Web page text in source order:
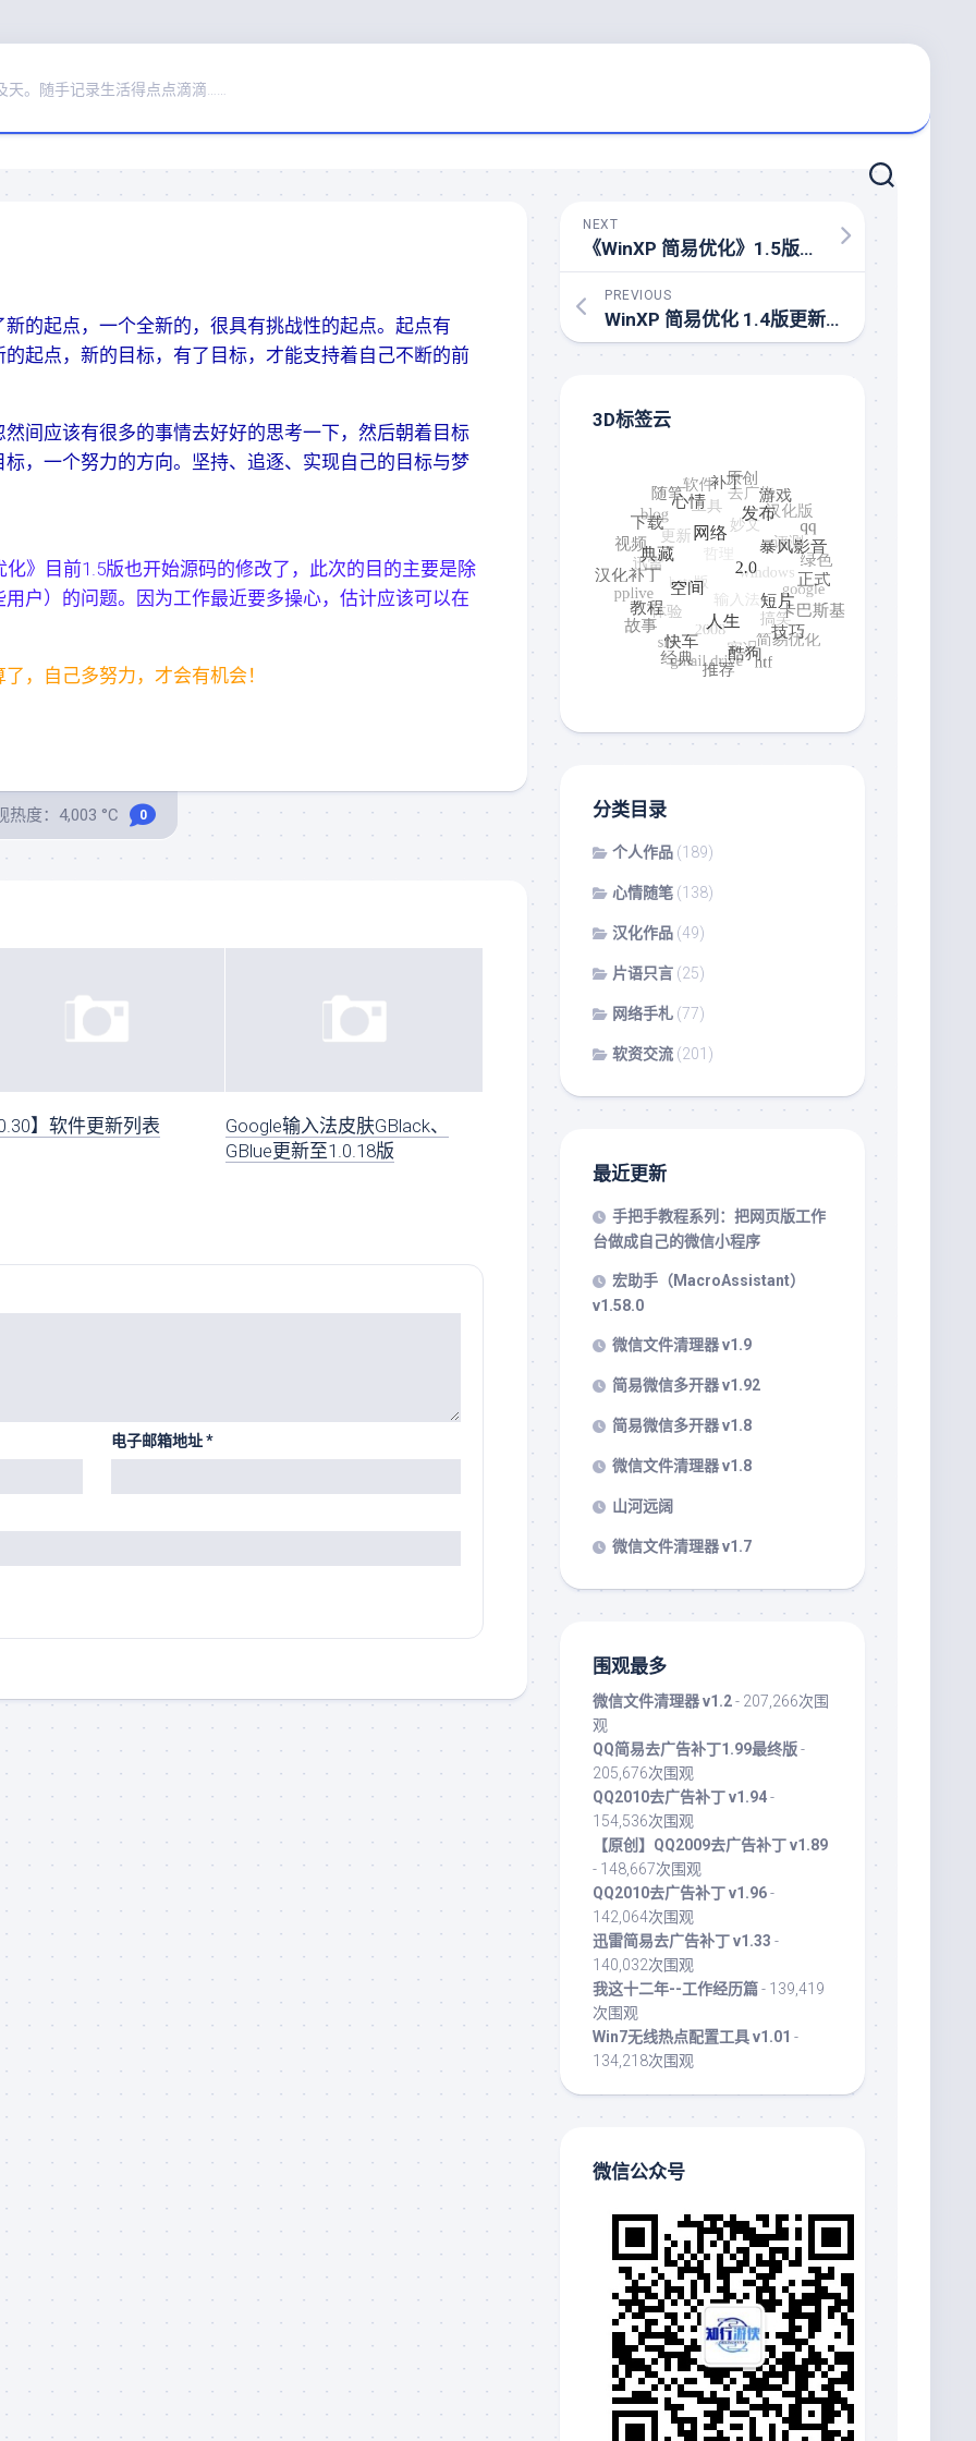
。随手记录生活得点点滴滴……
起点，一个全新的，很具有挑战性的起点。起点有
起点，新的目标，有了目标，才能支持着自己不断的前
应该有很多的事情去好好的思考一下，然后朝着目标
，一个努力的方向。坚持、追逐、实现自己的目标与梦
目前1.5版也开始源码的修改了，此次的目的主要是除
户）的问题。因为工作最近要多操心，估计应该可以在
，自己多努力，才会有机会！
热度：4,003 °C 0
】软件更新列表
Google输入法皮肤GBlack、
GBlue更新至1.0.18版
电子邮箱地址*
NEXT
《WinXP 简易优化》1.5版发布
PREVIOUS
WinXP 简易优化 1.4版更新手札
3D标签云
分类目录
个人作品 (189)
心情随笔 (138)
汉化作品 (49)
片语只言 (25)
网络手札 (77)
软资交流 (201)
最近更新
手把手教程系列：把网页版工作
台做成自己的微信小程序
宏助手（MacroAssistant）
v1.58.0
微信文件清理器 v1.9
简易微信多开器 v1.92
简易微信多开器 v1.8
微信文件清理器 v1.8
山河远阔
微信文件清理器 v1.7
围观最多
微信文件清理器 v1.2- 207,266次围
观
QQ简易去广告补丁1.99最终版-
205,676次围观
QQ2010去广告补丁 v1.94-
154,536次围观
【原创】QQ2009去广告补丁 v1.89
- 148,667次围观
QQ2010去广告补丁 v1.96-
142,064次围观
迅雷简易去广告补丁 v1.33 -
140,032次围观
我这十二年--工作经历篇- 139,419
次围观
Win7无线热点配置工具 v1.01 -
134,218次围观
微信公众号